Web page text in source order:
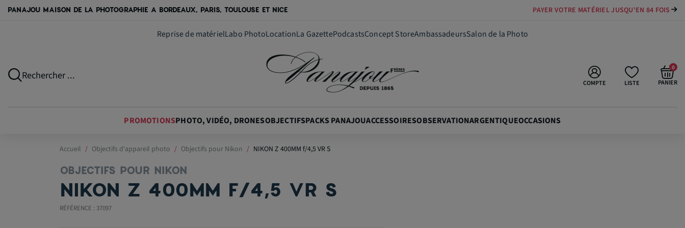
PANAJOU MAISON DE LA PHOTOGRAPHIE A BORDEAUX, PARIS, TOULOUSE ET NICE PAYER VOTRE MATÉRIEL JUSQU'EN 84 FOIS
Reprise de matérielLabo PhotoLocationLa GazettePodcastsConcept StoreAmbassadeursSalon de la Photo
Rechercher ...
LISTE
COMPTE PANIER
0
PROMOTIONSPHOTO, VIDÉO, DRONESOBJECTIFSPACKS PANAJOUACCESSOIRESOBSERVATIONARGENTIQUEOCCASIONS
Accueil Objectifs d'appareil photo Objectifs pour Nikon NIKON Z 400MM f/4,5 VR S
OBJECTIFS POUR NIKON
NIKON Z 400MM F/4,5 VR S
RÉFÉRENCE : 37097
3 699,00 €